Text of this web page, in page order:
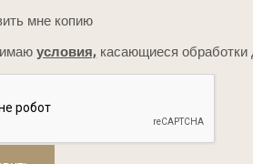
мне копию
условия, касающиеся обработки